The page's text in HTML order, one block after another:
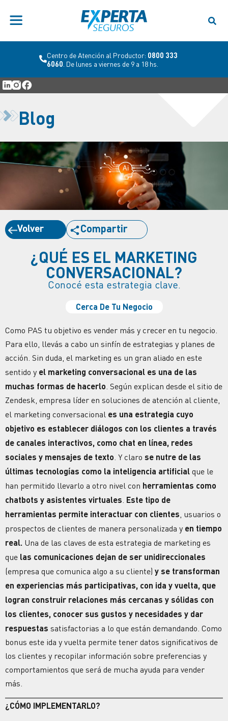
Centro de Atención al Productor: 0800 333
6060 . De lunes a viernes de 9 a 18 hs.
Blog
Volver Compartir
¿QUÉ ES EL MARKETING
CONVERSACIONAL?
Conocé esta estrategia clave.
Cerca De Tu Negocio
Como PAS tu objetivo es vender más y crecer en tu negocio.
Para ello, llevás a cabo un sinfín de estrategias y planes de
acción. Sin duda, el marketing es un gran aliado en este
sentido y el marketing conversacional es una de las
muchas formas de hacerlo . Según explican desde el sitio de
Zendesk, empresa líder en soluciones de atención al cliente,
el marketing conversacional es una estrategia cuyo
objetivo es establecer diálogos con los clientes a través
de canales interactivos, como chat en línea, redes
sociales y mensajes de texto . Y claro se nutre de las
últimas tecnologías como la inteligencia artificial que le
han permitido llevarlo a otro nivel con herramientas como
chatbots y asistentes virtuales Este tipo de
herramientas permite interactuar con clientes , usuarios o
prospectos de clientes de manera personalizada y en tiempo
real. Una de las claves de esta estrategia de marketing es
que las comunicaciones dejan de ser unidireccionales
(empresa que comunica algo a su cliente) y se transforman
en experiencias más participativas, con ida y vuelta, que
logran construir relaciones más cercanas y sólidas con
los clientes, conocer sus gustos y necesidades y dar
respuestas satisfactorias a lo que están demandando. Como
bonus este ida y vuelta permite tener datos significativos de
los clientes y recopilar información sobre preferencias y
comportamientos que será de mucha ayuda para vender
más.
¿CÓMO IMPLEMENTARLO?